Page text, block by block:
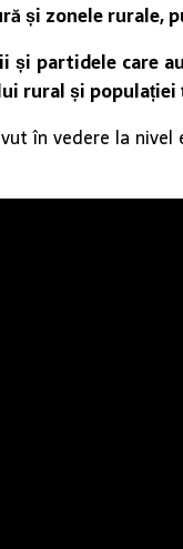
și zonele rurale,
și partidele
rural și
în vedere la